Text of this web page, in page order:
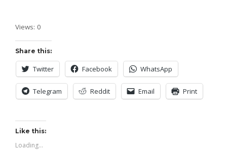
Views: 0
Share this:
Twitter Facebook WhatsApp
Telegram Reddit Email Print
Like this:
Loading...